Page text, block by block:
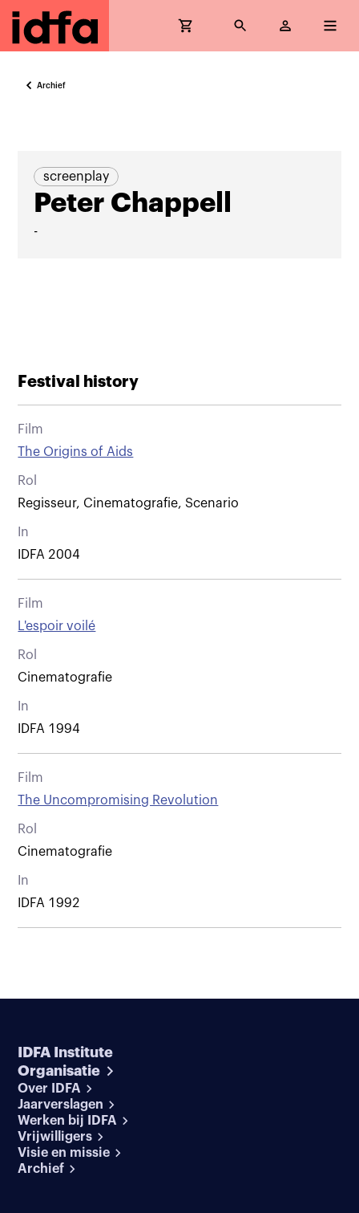
Archief
screenplay
Peter Chappell
-
Festival history
Film
The Origins of Aids
Rol
Regisseur, Cinematografie, Scenario
In
IDFA 2004
Film
L'espoir voilé
Rol
Cinematografie
In
IDFA 1994
Film
The Uncompromising Revolution
Rol
Cinematografie
In
IDFA 1992
IDFA Institute
Organisatie
Over IDFA
Jaarverslagen
Werken bij IDFA
Vrijwilligers
Visie en missie
Archief